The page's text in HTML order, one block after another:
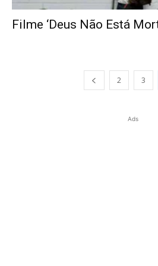
Filme ‘Deus Não Está
2 3
Ads